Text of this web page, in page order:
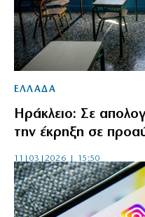
ΕΛΛΑΔΑ
Ηράκλειο: Σε
την έκρηξη σε
11|03|2026 | 15:50